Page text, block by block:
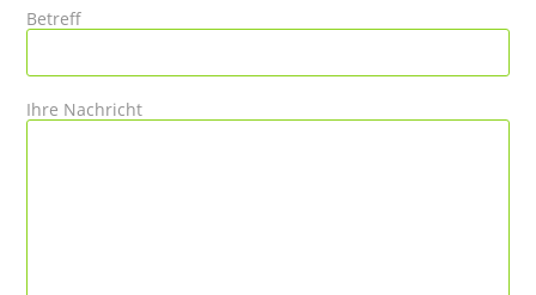
Betreff
Ihre Nachricht